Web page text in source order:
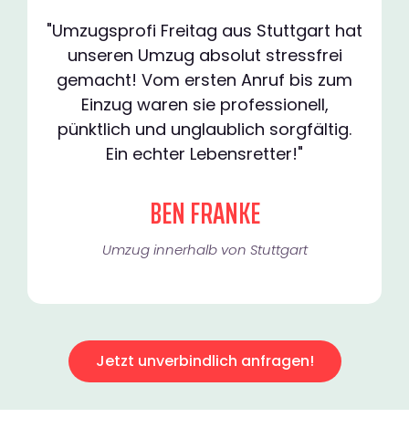
"Umzugsprofi Freitag aus Stuttgart hat
unseren Umzug absolut stressfrei
gemacht! Vom ersten Anruf bis zum
Einzug waren sie professionell,
pünktlich und unglaublich sorgfältig.
Ein echter Lebensretter!"
BEN FRANKE
Umzug innerhalb von Stuttgart​
Jetzt unverbindlich anfragen!